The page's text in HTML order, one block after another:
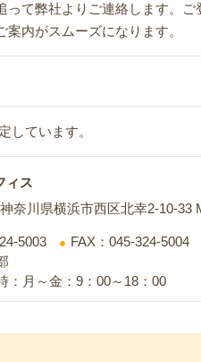
て弊社よりご連絡します。
内がスムーズになります。
しています。
ィス
奈川県横浜市西区北幸2-10-
5003
FAX：045-324-5004
：月～金：9：00～18：00